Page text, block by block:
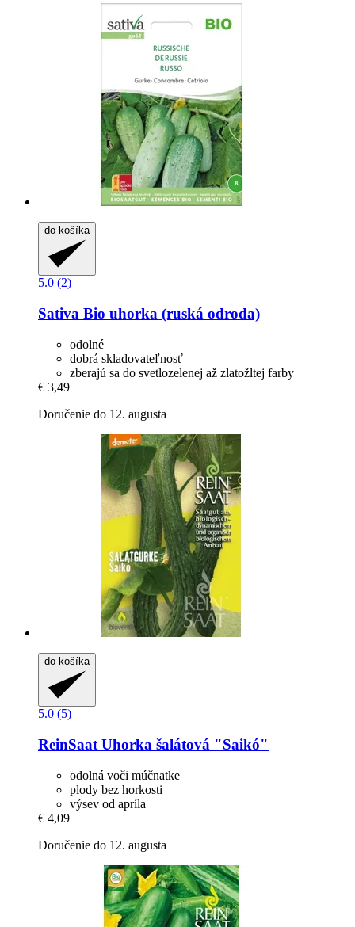
do košíka
5.0 (2)
Sativa Bio uhorka (ruská odroda)
odolné
dobrá skladovateľnosť
zberajú sa do svetlozelenej až zlatožltej farby
€ 3,49
Doručenie do 12. augusta
do košíka
5.0 (5)
ReinSaat Uhorka šalátová "Saikó"
odolná voči múčnatke
plody bez horkosti
výsev od apríla
€ 4,09
Doručenie do 12. augusta